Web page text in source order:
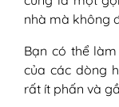
nhà mà không
Bạn có thể
của các dòng
rất ít phấn và